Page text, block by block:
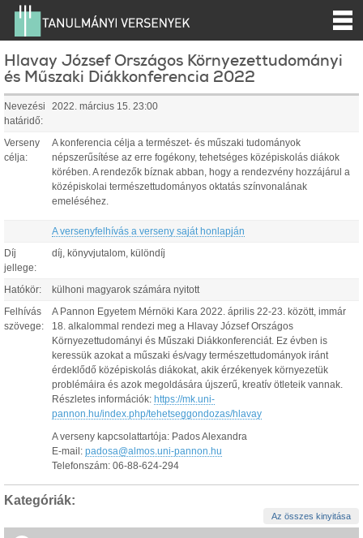
Hlavay József Országos Környezettudományi
és Műszaki Diákkonferencia 2022
Nevezési
határidő:
2022. március 15. 23:00
Verseny
célja:
A konferencia célja a természet- és műszaki tudományok
népszerűsítése az erre fogékony, tehetséges középiskolás diákok
körében. A rendezők bíznak abban, hogy a rendezvény hozzájárul a
középiskolai természettudományos oktatás színvonalának
emeléséhez.
A versenyfelhívás a verseny saját honlapján
Díj
jellege:
díj, könyvjutalom, különdíj
Hatókör: külhoni magyarok számára nyitott
Felhívás
szövege:
A Pannon Egyetem Mérnöki Kara 2022. április 22-23. között, immár
18. alkalommal rendezi meg a Hlavay József Országos
Környezettudományi és Műszaki Diákkonferenciát. Ez évben is
keressük azokat a műszaki és/vagy természettudományok iránt
érdeklődő középiskolás diákokat, akik érzékenyek környezetük
problémáira és azok megoldására újszerű, kreatív ötleteik vannak.
Részletes információk: https://mk.uni-
pannon.hu/index.php/tehetseggondozas/hlavay
A verseny kapcsolattartója: Pados Alexandra
E-mail: padosa@almos.uni-pannon.hu
Telefonszám: 06-88-624-294
Kategóriák:
Az összes kinyitása